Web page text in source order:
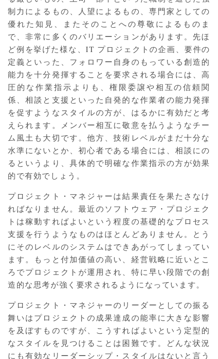
制力によるもの、人望によるもの、専門家としての
優れた知見、またそのことへの尊敬によるものま
で、非常に多くのバリエーションがあります。先ほ
ど例を挙げた様な、IT プロジェクトの企画、要件の
定義といった、フォロワー自身のもっている創造的
能力を十分発揮することを要求される場合には、高
圧的な作業指示よりも、権限委譲や相互の信頼関
係、相談と支援といった自発的な作業者の能力発揮
を促すようなスタイルの方が、はるかに有効だと考
えられます。メンバー相互に敬意を払うようなチー
ム風土も大切です。他方、技術レベルがまだ十分な
水準にないとか、初心者である場合には、相談にの
るというより、具体的で明確な作業指示の方が効果
的で有効でしょう。
プロジェクト・マネジャーは結果責任を果たさなけ
ればなりません。最近のソフトウェア・プロジェク
トは稼動すればよいという程度の基礎的なプロセス
支援を行うようなものはほとんどありません。とう
にそのレベルのシステムはできあがってしまってい
ます。もっと付加価値の高い、経営戦略に近いとこ
ろでプロジェクトが運用され、特に早い段階での創
造的な思考が強く要求されるようになっています。
プロジェクト・マネジャーのリーダーとしての振る
舞いはプロジェクトの成果達成の能率に大きな影響
を及ぼすものですが、こうすればよいという定型的
なスタイルを見つけることは困難です。どんな状況
にも有効なリーダーシップ・スタイルはないと言う